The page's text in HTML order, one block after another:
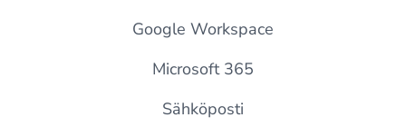
Google Workspace
Microsoft 365
Sähköposti